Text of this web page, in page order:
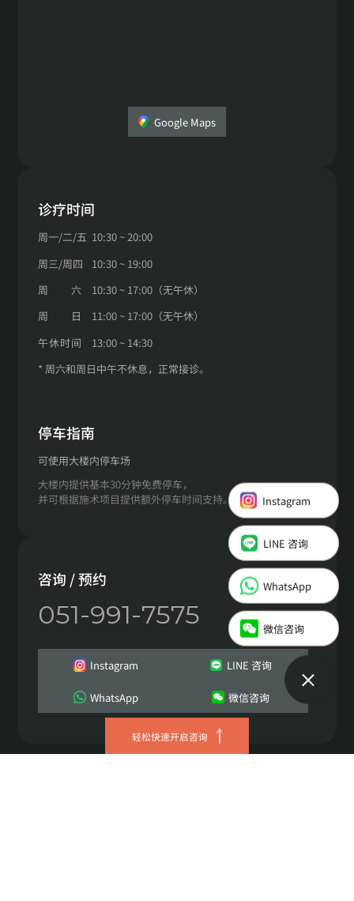
Google Maps
诊疗时间
周一/二/五 10:30 ~ 20:00
周三/周四
10:30 ~ 19:00
周
六
10:30 ~ 17:00（无午休）
周
日
11:00 ~ 17:00（无午休）
午休时间
13:00 ~ 14:30
* 周六和周日中午不休息，正常接诊。
停车指南
可使用大楼内停车场
大楼内提供基本30分钟免费停车，
并可根据施术项目提供额外停车时间支持。
咨询 / 预约
051-991-7575
Instagram LINE 咨询
WhatsApp 微信咨询
Instagram
Instagram
LINE 咨询
LINE 咨询
WhatsApp
WhatsApp
微信咨询
微信咨询
轻松快速开启咨询